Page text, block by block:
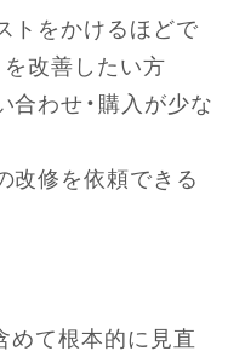
トをかけるほどで
を改善したい方
わせ・購入が少な
改修を依頼できる
めて根本的に見直